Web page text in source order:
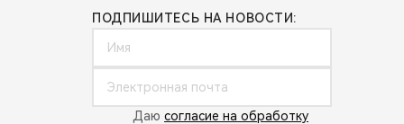
ПОДПИШИТЕСЬ НА НОВОСТИ:
Даю согласие на обработку